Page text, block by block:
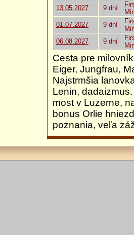
13.05.2027
9 dní
01.07.2027
9 dní
06.08.2027
9 dní
Cesta pre
Eiger, Jungfrau,
Najstrmšia
Lenin,
most v Luzerne,
bonus Orlie
poznania, veľa